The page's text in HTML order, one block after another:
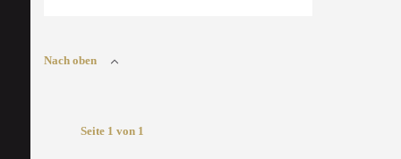
Nach oben
Seite 1 von 1